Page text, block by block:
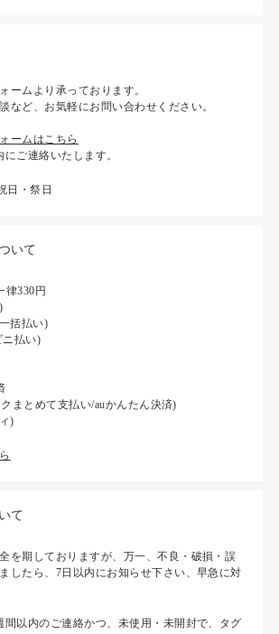
ームより承っております。
など、お気軽にお問い合わせください。
ームはこちら
ご連絡いたします。
日・祭日
いて
330円
括払い)
ニ払い)
まとめて支払い/auかんたん決済)
)
て
を期しておりますが、万一、不良・破損・誤
したら、7日以内にお知らせ下さい、早急に対
間以内のご連絡かつ、未使用・未開封で、タグ